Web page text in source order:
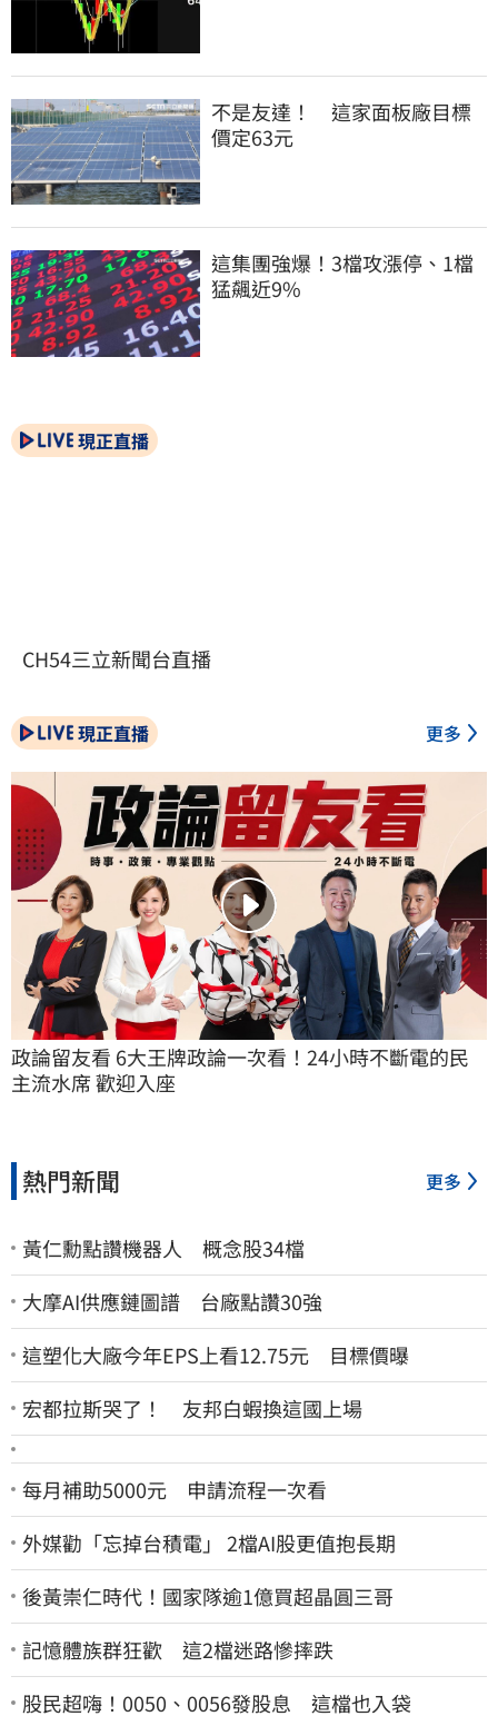
不是友達！　這家面板廠目標
價定63元
這集團強爆！3檔攻漲停、1檔
猛飆近9%
現正直播
CH54三立新聞台直播
現正直播 更多
政論留友看 6大王牌政論一次看！24小時不斷電的民
主流水席 歡迎入座
熱門新聞 更多
黃仁勳點讚機器人 概念股34檔
大摩AI供應鏈圖譜 台廠點讚30強
這塑化大廠今年EPS上看12.75元 目標價曝
宏都拉斯哭了！ 友邦白蝦換這國上場
每月補助5000元 申請流程一次看
外媒勸「忘掉台積電」 2檔AI股更值抱長期
後黃崇仁時代！國家隊逾1億買超晶圓三哥
記憶體族群狂歡 這2檔迷路慘摔跌
股民超嗨！0050、0056發股息 這檔也入袋